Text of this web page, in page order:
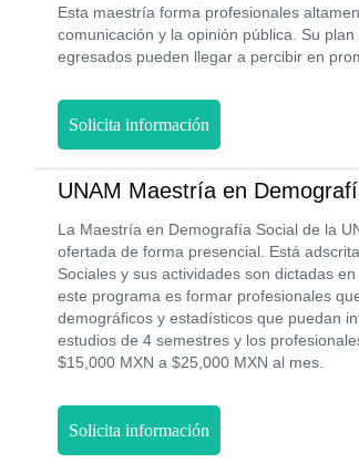
Esta maestría forma profesionales
comunicación y la opinión pública. Su
egresados pueden llegar a percibir en
Solicita información
UNAM Maestría en
La Maestría en Demografía Social de la
ofertada de forma presencial. Está
Sociales y sus actividades son dictadas
este programa es formar profesionales
demográficos y estadísticos que puedan
estudios de 4 semestres y los
$15,000 MXN a $25,000 MXN al mes.
Solicita información